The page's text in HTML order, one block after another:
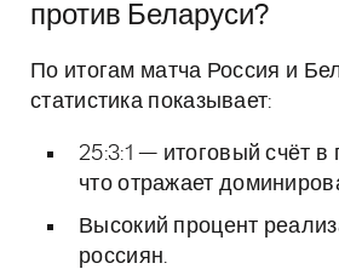
против Беларуси?
По итогам матча Россия и
статистика показывает:
25:3:1 — итоговый счёт в
что отражает
Высокий процент
россиян.